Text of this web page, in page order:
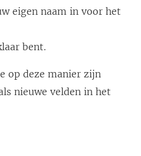
eigen naam in voor het
bent.
op deze manier zijn
nieuwe velden in het